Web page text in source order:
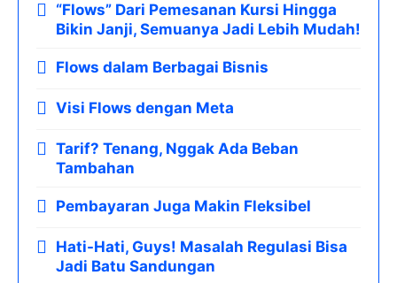
“Flows” Dari Pemesanan Kursi Hingga
Bikin Janji, Semuanya Jadi Lebih Mudah!
Flows dalam Berbagai Bisnis
Visi Flows dengan Meta
Tarif? Tenang, Nggak Ada Beban
Tambahan
Pembayaran Juga Makin Fleksibel
Hati-Hati, Guys! Masalah Regulasi Bisa
Jadi Batu Sandungan